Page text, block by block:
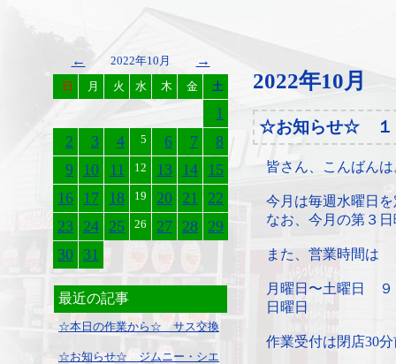
← 2022年10月 →
日 月 火 水 木 金 土
1
2
3 4 5 6 7
8
9 10 11 12 13 14 15
16 17 18 19 20 21 22
23 24 25 26 27 28 29
30 31
最近の記事
☆本日の作業から☆ サス交換
☆お知らせ☆ ジムニー・シエ
2022年10月
☆お知らせ☆ １
皆さん、こんばんは
今月は毎週水曜日
なお、今月の第３
また、営業時間は
月曜日〜土曜日 ９
日曜日 ９：
作業受付は閉店30